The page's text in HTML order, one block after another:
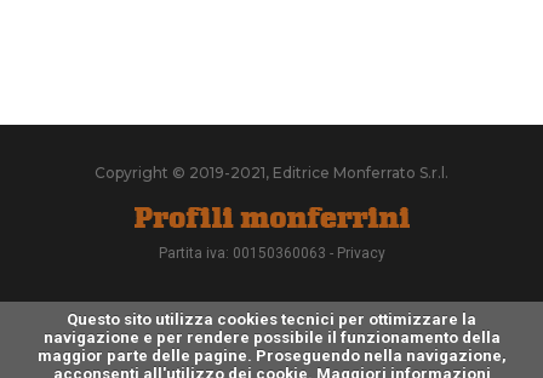
Copyright © 2019-2021, Editrice Monferrato S.r.l.
Partita iva: 00150360063 - Privacy
Questo sito utilizza cookies tecnici per ottimizzare la
navigazione e per rendere possibile il funzionamento della
maggior parte delle pagine. Proseguendo nella navigazione,
acconsenti all'utilizzo dei cookie. Maggiori informazioni